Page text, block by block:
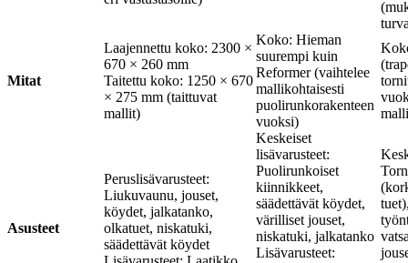
Mitat
Laajennettu koko: 2300 ×
670 × 260 mm
Taitettu koko: 1250 × 670
× 275 mm (taittuvat
mallit)
Koko: Hieman
suurempi kuin
Reformer (vaihtelee
mallikohtaisesti
puolirunkorakenteen
vuoksi)
Asusteet
Peruslisävarusteet:
Liukuvaunu, jouset,
köydet, jalkatanko,
olkatuet, niskatuki,
säädettävät köydet
Keskeiset
lisävarusteet:
Puolirunkoiset
kiinnikkeet,
säädettävät köydet,
värilliset jouset,
niskatuki, jalkatanko
Lisävarusteet: